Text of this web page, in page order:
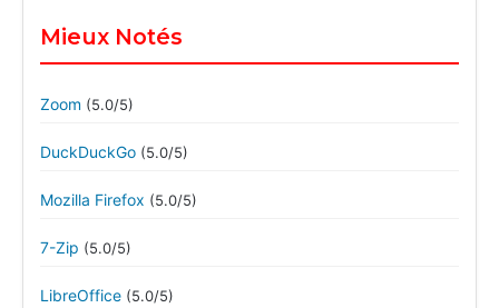
Mieux Notés
Zoom (5.0/5)
DuckDuckGo (5.0/5)
Mozilla Firefox (5.0/5)
7-Zip (5.0/5)
LibreOffice (5.0/5)